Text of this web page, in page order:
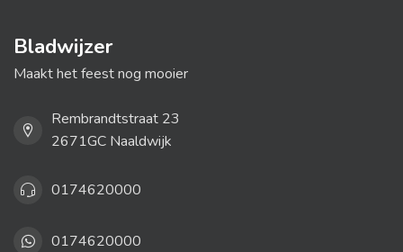
Bladwijzer
Maakt het feest nog mooier
Rembrandtstraat 23
2671GC Naaldwijk
0174620000
0174620000